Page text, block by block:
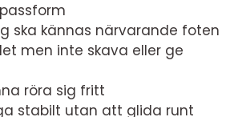
ska kännas närvarande foten
men inte skava eller ge
röra sig fritt
stabilt utan att glida runt